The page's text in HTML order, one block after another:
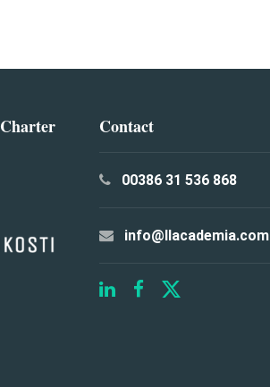
Contact
00386 31 536 868
info@llacademia.com